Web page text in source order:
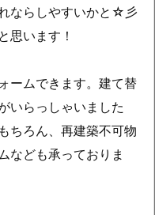
ならしやすいかと☆彡
思います！
ームできます。建て替
いらっしゃいました
ちろん、再建築不可物
なども承っておりま